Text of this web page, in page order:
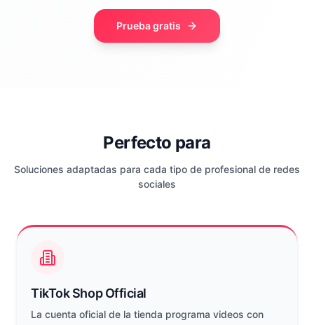
Prueba gratis
Perfecto para
Soluciones adaptadas para cada tipo de profesional de redes
sociales
TikTok Shop Official
La cuenta oficial de la tienda programa videos con